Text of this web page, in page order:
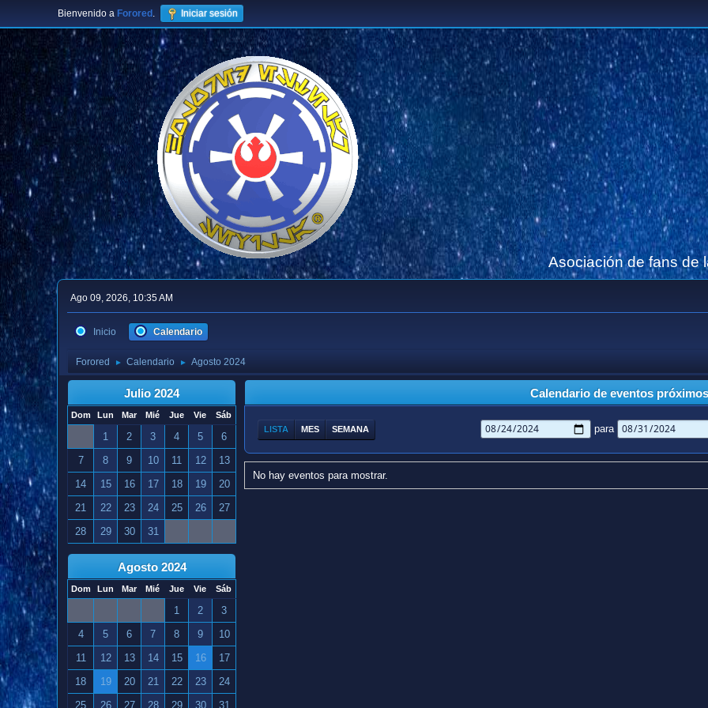
Bienvenido a Forored . Iniciar sesión
Asociación de fans de
Ago 09, 2026, 10:35 AM
Inicio Calendario
Forored ► Calendario ► Agosto 2024
Julio 2024
Dom Lun Mar Mié Jue Vie Sáb
1 2 3 4 5
6
7
8 9 10 11 12
13
14
15 16 17 18 19
20
21
22 23 24 25 26
27
28
29 30 31
Agosto 2024
Dom Lun Mar Mié Jue Vie Sáb
1 2
3
4
5 6 7 8 9
10
11
12 13 14 15 16
17
18
19 20 21 22 23
24
25
26 27 28 29 30 31
Calendario de eventos próximos
LISTA MES SEMANA para
No hay eventos para mostrar.